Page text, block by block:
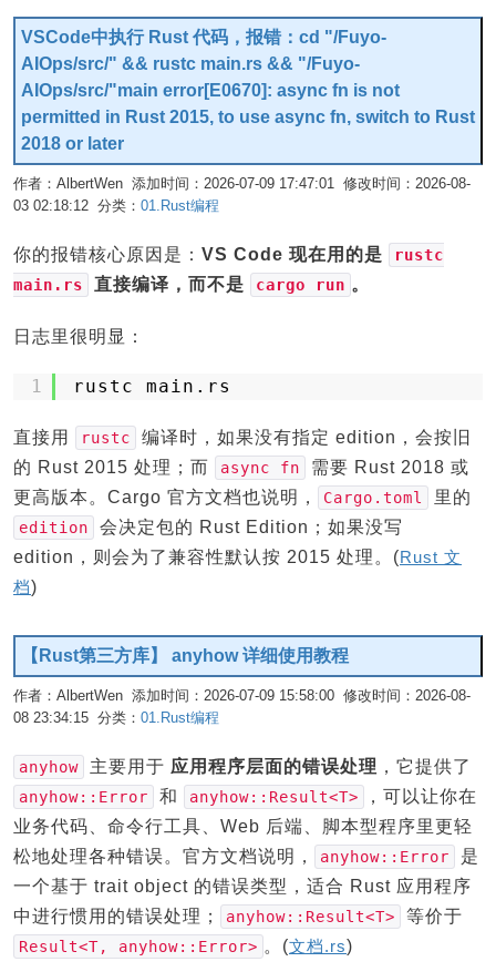
VSCode中执行 Rust 代码，报错：cd "/Fuyo-
AIOps/src/" && rustc main.rs && "/Fuyo-
AIOps/src/"main error[E0670]: async fn is not
permitted in Rust 2015, to use async fn, switch to Rust
2018 or later
作者：AlbertWen 添加时间：2026-07-09 17:47:01 修改时间：2026-08-
03 02:18:12 分类： 01.Rust编程
你的报错核心原因是： VS Code 现在用的是
rustc
main.rs
直接编译，而不是 cargo run 。
日志里很明显：
1 rustc main.rs
直接用 rustc
编译时，如果没有指定 edition，会按旧
的 Rust 2015 处理；而
async fn
需要 Rust 2018 或
更高版本。Cargo 官方文档也说明，
Cargo.toml 里的
edition
会决定包的 Rust Edition；如果没写
edition，则会为了兼容性默认按 2015 处理。(Rust 文
档)
【Rust第三方库】 anyhow 详细使用教程
作者：AlbertWen 添加时间：2026-07-09 15:58:00 修改时间：2026-08-
08 23:34:15 分类： 01.Rust编程
anyhow 主要用于 应用程序层面的错误处理 ，它提供了
anyhow::Error 和 anyhow::Result<T>
，可以让你在
业务代码、命令行工具、Web 后端、脚本型程序里更轻
松地处理各种错误。官方文档说明，
anyhow::Error
是
一个基于 trait object 的错误类型，适合 Rust 应用程序
中进行惯用的错误处理；
anyhow::Result<T> 等价于
Result<T, anyhow::Error> 。(文档.rs)